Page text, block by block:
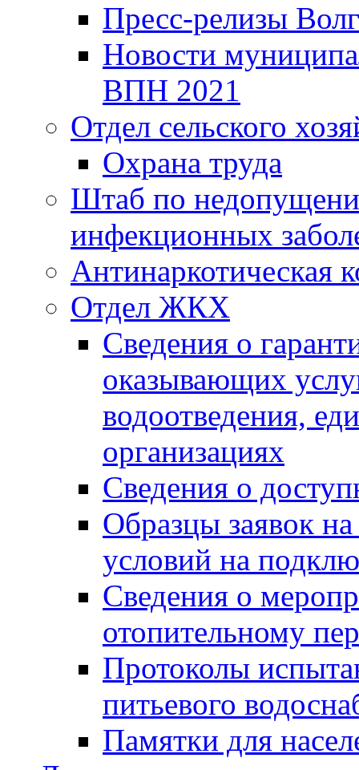
Пресс-релизы
Новости
ВПН 2021
Отдел сельского
Охрана труда
Штаб по
инфекционных
Антинаркотическая
Отдел ЖКХ
Сведения о
оказывающих
водоотведения,
организациях
Сведения о
Образцы заявок
условий на
Сведения о
отопительному
Протоколы
питьевого
Памятки для